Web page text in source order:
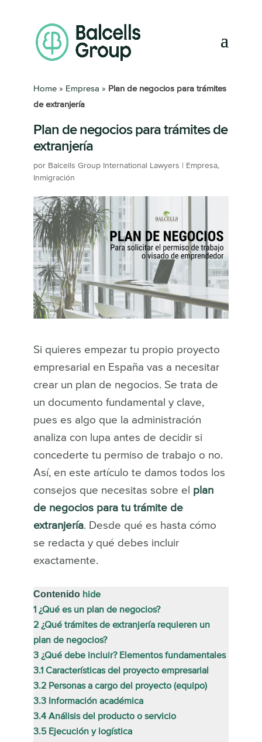
Home» Empresa » Plan de negocios para trámites
de extranjería
Plan de negocios para trámites de
extranjería
por Balcells Group International Lawyers Empresa,
Inmigración
Si quieres empezar tu propio proyecto
empresarial en España vas a necesitar
crear un plan de negocios. Se trata de
un documento fundamental y clave,
pues es algo que la administración
analiza con lupa antes de decidir si
concederte tu permiso de trabajo o no.
Así, en este artículo te damos todos los
consejos que necesitas sobre el plan
de negocios para tu trámite de
extranjería. Desde qué es hasta cómo
se redacta y qué debes incluir
exactamente.
Contenido hide
1 ¿Qué es un plan de negocios?
2 ¿Qué trámites de extranjería requieren un
plan de negocios?
3 ¿Qué debe incluir? Elementos fundamentales
3.1 Características del proyecto empresarial
3.2 Personas a cargo del proyecto (equipo)
3.3 Información académica
3.4 Análisis del producto o servicio
3.5 Ejecución y logística